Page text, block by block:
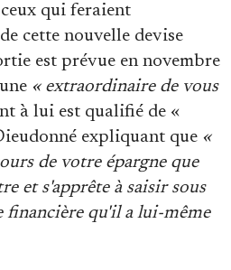
qui feraient
cette nouvelle devise
est prévue en novembre
« extraordinaire de vous
à lui est qualifié de «
expliquant que «
de votre épargne que
et s'apprête à saisir sous
financière qu'il a lui-même